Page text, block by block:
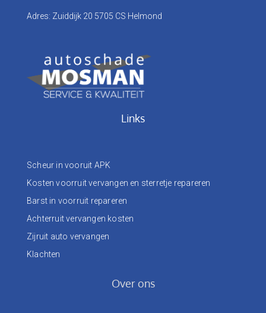
Adres: Zuiddijk 20 5705 CS Helmond
Links
Scheur in vooruit APK
Kosten voorruit vervangen en sterretje repareren
Barst in voorruit repareren
Achterruit vervangen kosten
Zijruit auto vervangen
Klachten
Over ons